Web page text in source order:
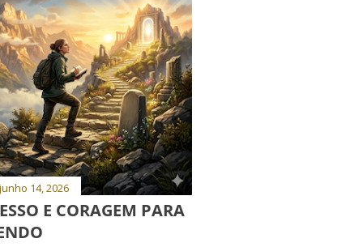
junho 14, 2026
E CORAGEM PARA